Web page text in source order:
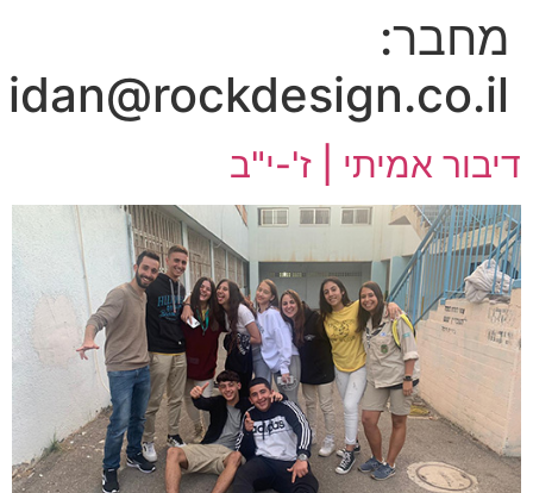
מחבר:
idan@rockdesign.co.il
דיבור אמיתי | ז'-י"ב